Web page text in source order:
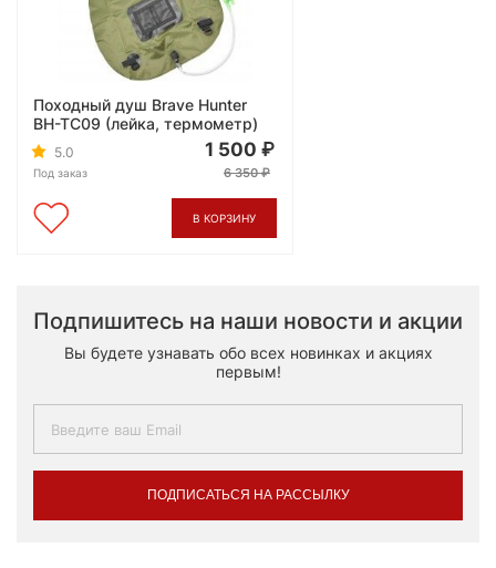
Походный душ Brave Hunter
BH-TC09 (лейка, термометр)
5.0
Под заказ
1 500
6 350
В КОРЗИНУ
Подпишитесь на наши новости и акции
Вы будете узнавать обо всех новинках и акциях
первым!
ПОДПИСАТЬСЯ НА РАССЫЛКУ